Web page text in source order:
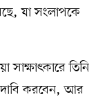
যা সংলাপকে
সাক্ষাৎকারে তিনি
করবেন, আর